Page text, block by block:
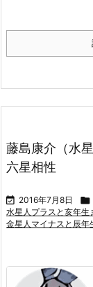
藤島康介（水
六星相性
 2016年7月8日 
水星人プラスと亥年生
金星人マイナスと辰年